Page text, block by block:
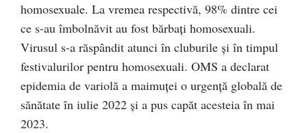
homosexuale. La vremea respectivă, 98% dintre cei
ce s-au îmbolnăvit au fost bărbați homosexuali.
Virusul s-a răspândit atunci în cluburile și în timpul
festivalurilor pentru homosexuali. OMS a declarat
epidemia de variolă a maimuței o urgență globală de
sănătate în iulie 2022 și a pus capăt acesteia în mai
2023.